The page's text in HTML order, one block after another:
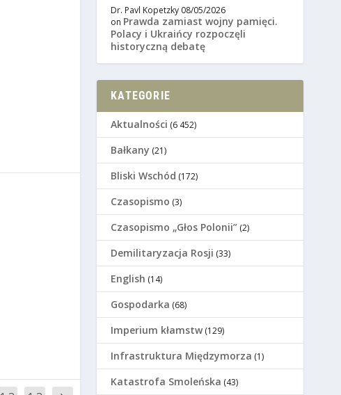
Dr. Pavl Kopetzky 08/05/2026
on Prawda zamiast wojny pamięci.
Polacy i Ukraińcy rozpoczęli
historyczną debatę
KATEGORIE
Aktualności (6 452)
Bałkany (21)
Bliski Wschód (172)
Czasopismo (3)
Czasopismo „Głos Polonii” (2)
Demilitaryzacja Rosji (33)
English (14)
Gospodarka (68)
Imperium kłamstw (129)
Infrastruktura Międzymorza (1)
Katastrofa Smoleńska (43)